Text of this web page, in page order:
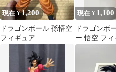
現在 ¥1,200
ドラゴンボール 孫悟空
フィギュア
現在 ¥ 1,100
ドラゴンボ
ー 悟空 フィ